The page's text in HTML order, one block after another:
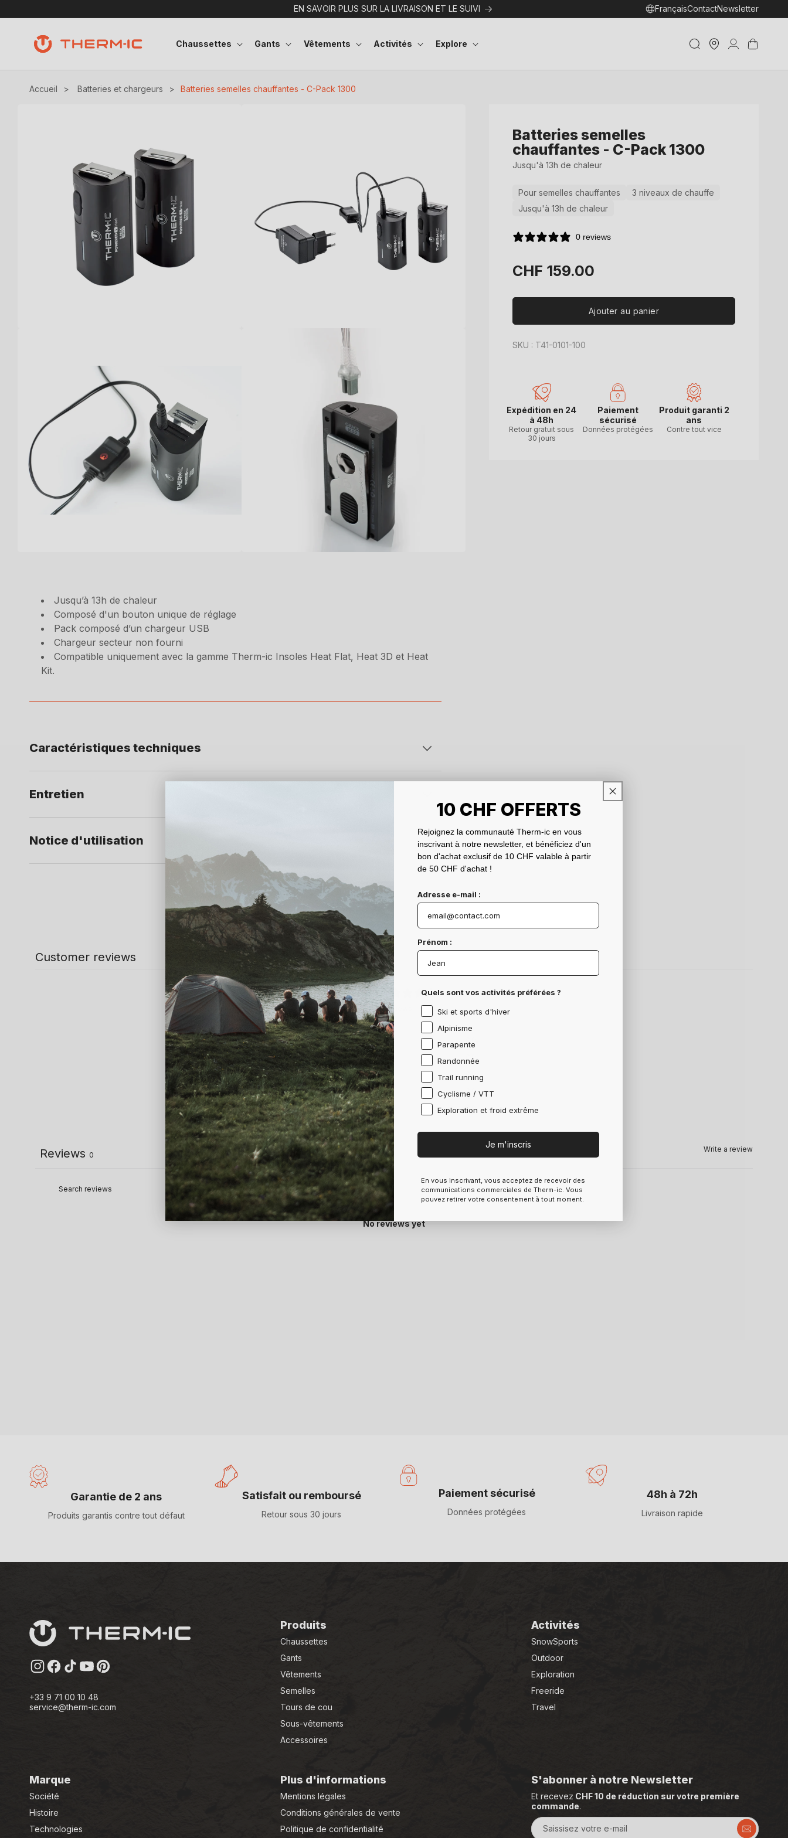
EN SAVOIR PLUS SUR LA LIVRAISON ET LE SUIVI FrançaisContactNewsletter
Chaussettes Gants Vêtements Activités Explore
Trouver
un shop
Connexion
Panier
Accueil > Batteries et chargeurs > Batteries semelles chauffantes - C-Pack 1300
Batteries semelles
chauffantes - C-Pack 1300
Jusqu'à 13h de chaleur
Pour semelles chauffantes
3 niveaux de chauffe
Jusqu'à 13h de chaleur
0 reviews
Prix
CHF 159.00
Ajouter au panier
SKU : T41-0101-100
Expédition en 24
à 48h
Retour gratuit sous
30 jours
Paiement
sécurisé
Données protégées
Produit garanti 2
ans
Contre tout vice
Jusqu’à 13h de chaleur
Composé d'un bouton unique de réglage
Pack composé d’un chargeur USB
Chargeur secteur non fourni
Compatible uniquement avec la gamme Therm-ic Insoles Heat Flat, Heat 3D et Heat
Kit.
Caractéristiques techniques
Entretien
Notice d'utilisation
Customer reviews
0 / 50 reviews
5 0
4
0%
3
0%
2
0 %
1
0%
Write a review
Reviews 0
With media
No reviews yet
Garantie de 2 ans
Produits garantis contre tout défaut
Satisfait ou remboursé
Retour sous 30 jours
Paiement sécurisé
Données protégées
48h à 72h
Livraison rapide
InstagramFacebook
TikTokYouTubePinterest
+33 9 71 00 10 48
service@therm-ic.com
Produits
Chaussettes
Gants
Vêtements
Semelles
Tours de cou
Sous-vêtements
Accessoires
Activités
SnowSports
Outdoor
Exploration
Freeride
Travel
Marque
Société
Histoire
Technologies
Plus d'informations
Mentions légales
Conditions générales de vente
Politique de confidentialité
S'abonner à notre Newsletter
Et recevez CHF 10 de réduction sur votre première
commande.
Saissisez votre e-mail
10 CHF OFFERTS
Rejoignez la communauté Therm-ic en vous
inscrivant à notre newsletter, et bénéficiez d'un
bon d'achat exclusif de 10 CHF valable à partir
de 50 CHF d'achat !
Adresse e-mail :
Prénom :
Quels sont vos activités préférées ?
Ski et sports d'hiver
Alpinisme
Parapente
Randonnée
Trail running
Cyclisme / VTT
Exploration et froid extrême
Je m'inscris
En vous inscrivant, vous acceptez de recevoir des
communications commerciales de Therm-ic. Vous
pouvez retirer votre consentement à tout moment.